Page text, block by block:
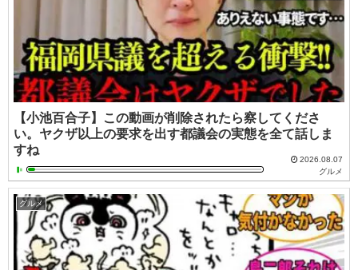
【小池百合子】この動画が削除されたら察してくださ
い。ヤクザ以上の要求を出す都議会の実態を全て話しま
すね
2026.08.07
グルメ
グルメ